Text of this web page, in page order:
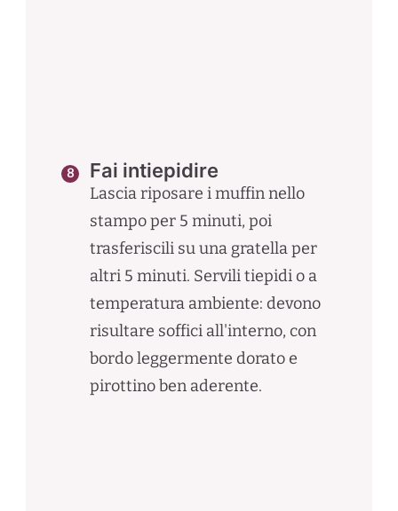
Fai intiepidire
Lascia riposare i muffin nello
stampo per 5 minuti, poi
trasferiscili su una gratella per
altri 5 minuti. Servili tiepidi o a
temperatura ambiente: devono
risultare soffici all'interno, con
bordo leggermente dorato e
pirottino ben aderente.